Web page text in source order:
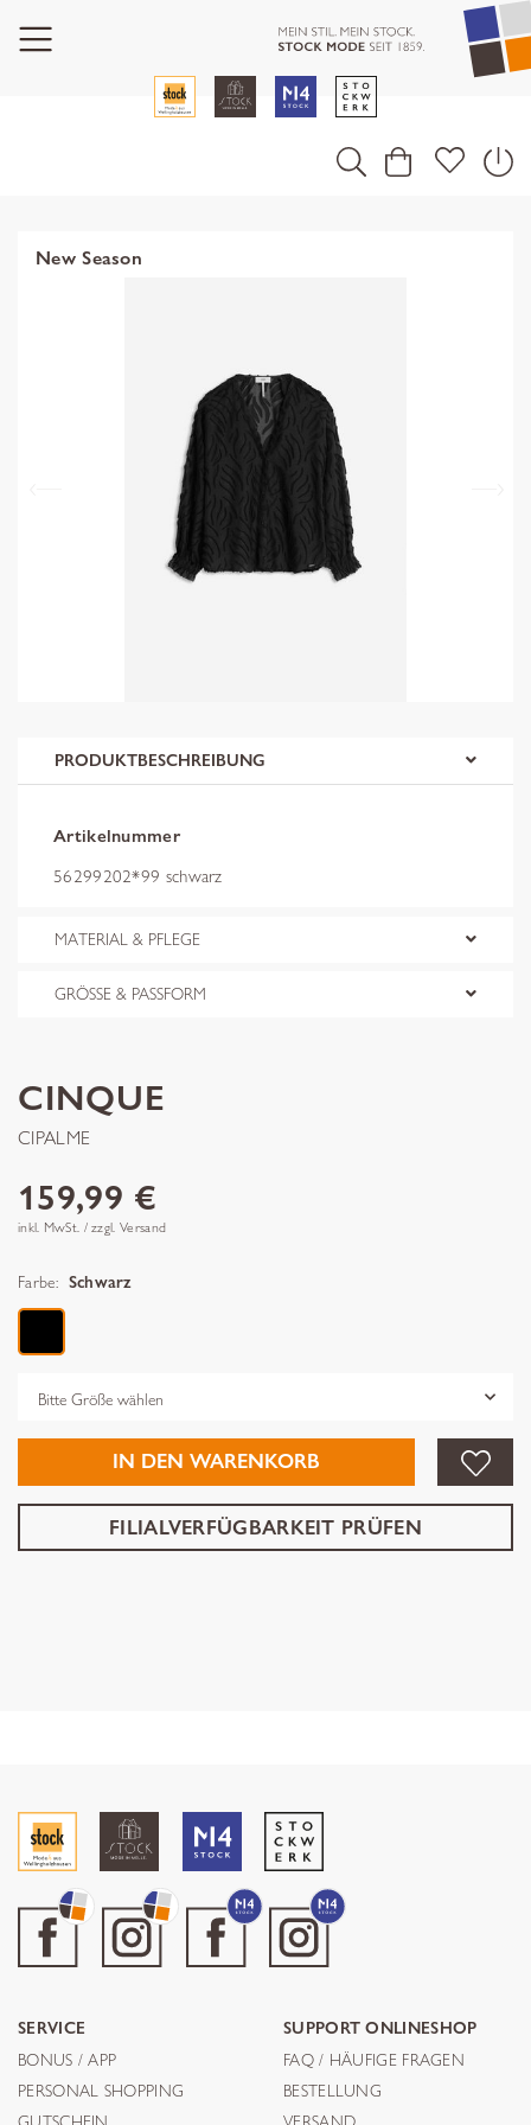
New Season
PRODUKTBESCHREIBUNG
Artikelnummer
56299202*99 schwarz
MATERIAL & PFLEGE
GRÖSSE & PASSFORM
CINQUE
CIPALME
159,99 €
inkl. MwSt. / zzgl. Versand
Farbe: Schwarz
IN DEN WARENKORB
FILIALVERFÜGBARKEIT PRÜFEN
SERVICE
BONUS / APP
PERSONAL SHOPPING
SUPPORT ONLINESHOP
FAQ / HÄUFIGE FRAGEN
BESTELLUNG